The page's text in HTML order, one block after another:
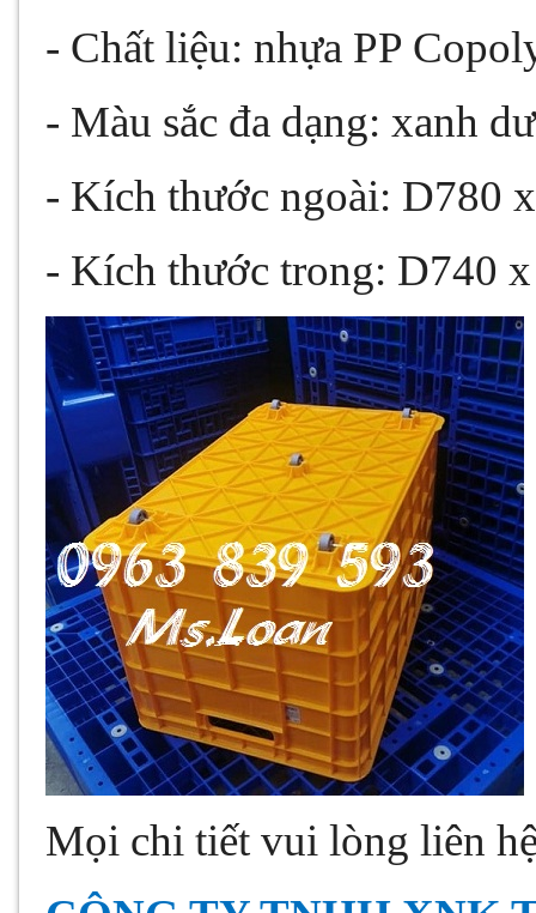
- Chất liệu: nhựa PP
- Màu sắc đa dạng: xanh
- Kích thước ngoài: D780
- Kích thước trong: D740
Mọi chi tiết vui lòng liên